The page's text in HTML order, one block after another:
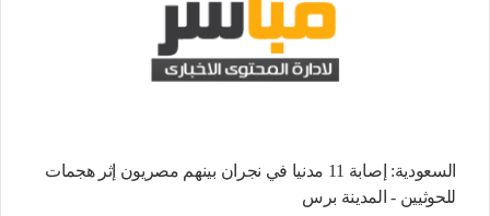
السعودية: إصابة 11 مدنيا في نجران بينهم مصريون إثر هجمات
للحوثيين - المدينة برس